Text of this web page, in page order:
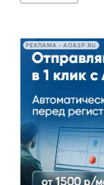
РЕКЛАМА • AOASP.RU